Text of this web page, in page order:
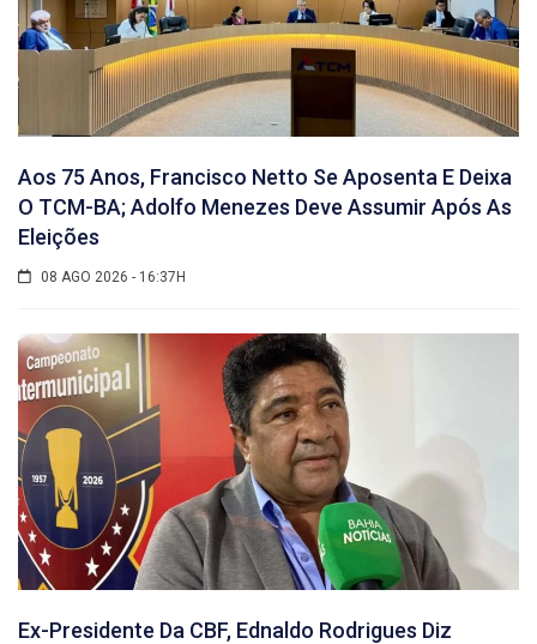
Aos 75 Anos, Francisco Netto Se Aposenta E Deixa
O TCM-BA; Adolfo Menezes Deve Assumir Após As
Eleições
08 AGO 2026 - 16:37H
Ex-Presidente Da CBF, Ednaldo Rodrigues Diz